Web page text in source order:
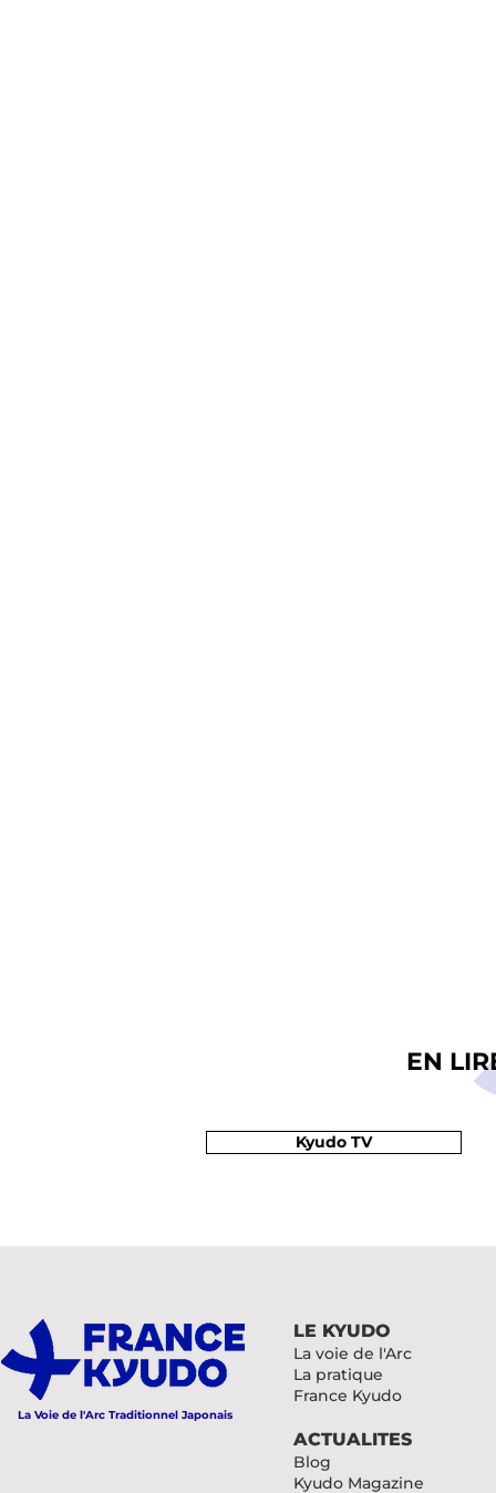
EN
Kyudo TV
La Voie de l'Arc Traditionnel Japonais
LE KYUDO
La voie de l'Arc
La pratique
France Kyudo
ACTUALITES
Blog
Kyudo Magazine